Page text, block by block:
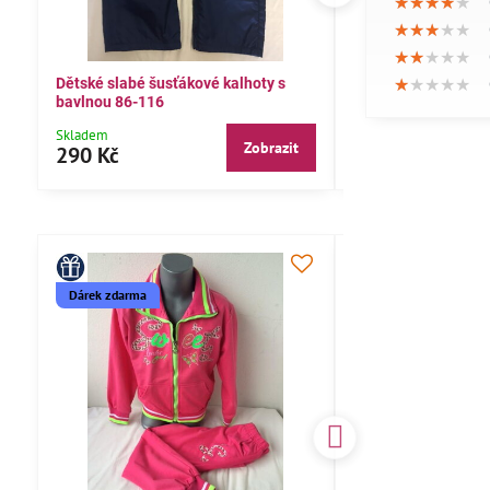
★★★★★
★★★★★
★★★★★
★★★★★
★★★★★
★★★★★
★★★★★
★★★★★
★★★★★
Dětské slabé šusťákové kalhoty s
bavlnou 86-116
Skladem
290 Kč Zobrazit
Bavlněné letní
Dárek zdarma